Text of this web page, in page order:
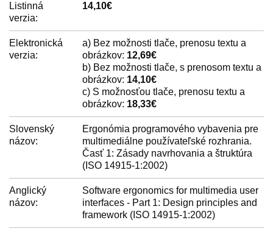
Listinná
verzia:
14,10€
Elektronická
verzia:
a) Bez možnosti tlače, prenosu textu a
obrázkov: 12,69€
b) Bez možnosti tlače, s prenosom textu a
obrázkov: 14,10€
c) S možnosťou tlače, prenosu textu a
obrázkov: 18,33€
Slovenský
názov:
Ergonómia programového vybavenia pre
multimediálne používateľské rozhrania.
Časť 1: Zásady navrhovania a štruktúra
(ISO 14915-1:2002)
Anglický
názov:
Software ergonomics for multimedia user
interfaces - Part 1: Design principles and
framework (ISO 14915-1:2002)